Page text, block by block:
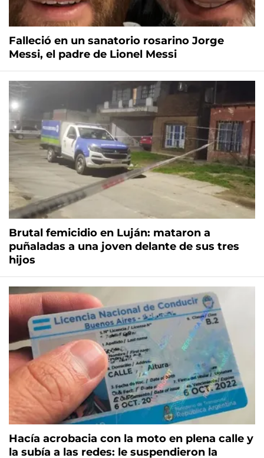
Falleció en un sanatorio rosarino Jorge
Messi, el padre de Lionel Messi
Brutal femicidio en Luján: mataron a
puñaladas a una joven delante de sus tres
hijos
Hacía acrobacia con la moto en plena calle y
la subía a las redes: le suspendieron la